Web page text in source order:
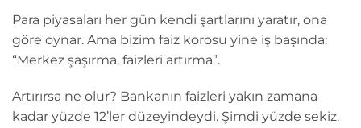
Para piyasaları her gün kendi şartlarını yaratır, ona
göre oynar. Ama bizim faiz korosu yine iş başında:
“Merkez şaşırma, faizleri artırma”.
Artırırsa ne olur? Bankanın faizleri yakın zamana
kadar yüzde 12’ler düzeyindeydi. Şimdi yüzde sekiz.